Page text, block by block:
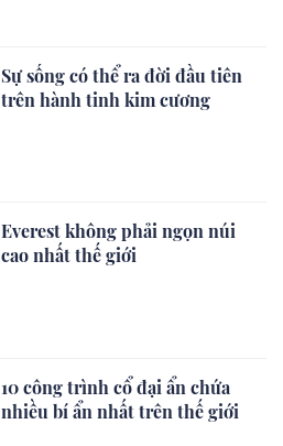
Sự sống có thể ra đời đầu tiên
trên hành tinh kim cương
Everest không phải ngọn núi
cao nhất thế giới
10 công trình cổ đại ẩn chứa
nhiều bí ẩn nhất trên thế giới